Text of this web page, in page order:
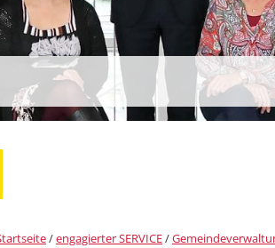
/engagierter SERVICE/